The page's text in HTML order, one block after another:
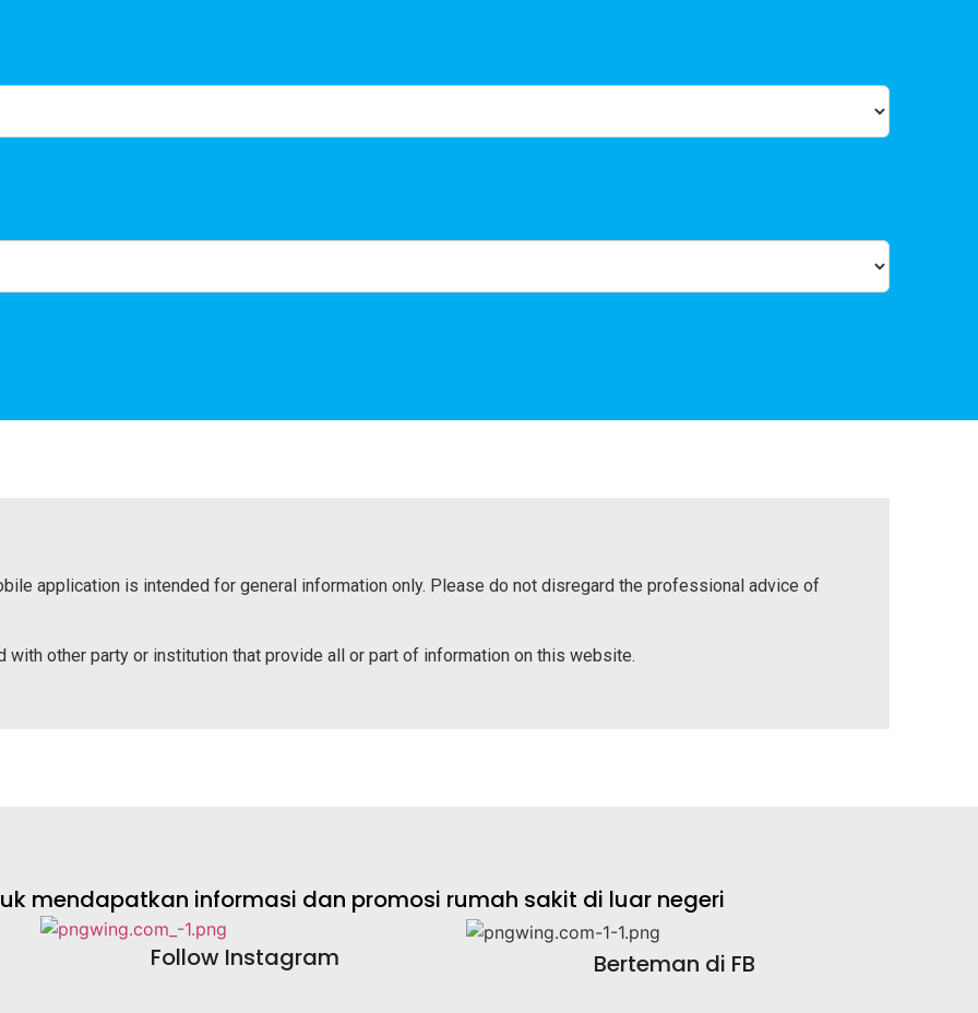
application is intended for general information only. Please do not disregard the professional advice of
other party or institution that provide all or part of information on this website.
mendapatkan informasi dan promosi rumah sakit di luar negeri
Follow Instagram
Berteman di FB